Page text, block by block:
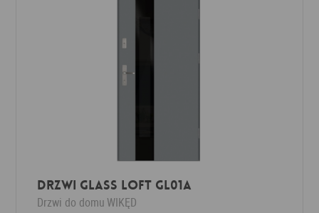
Drzwi Glass Loft GL01a
Drzwi do domu WIKĘD